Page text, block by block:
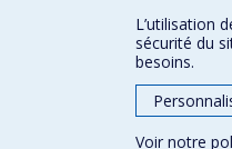
L’utilisation
sécurité du
besoins.
Voir notre